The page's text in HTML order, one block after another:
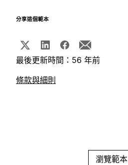
分享這個範本
最後更新時間：56 年前
條款與細則
瀏覽範本